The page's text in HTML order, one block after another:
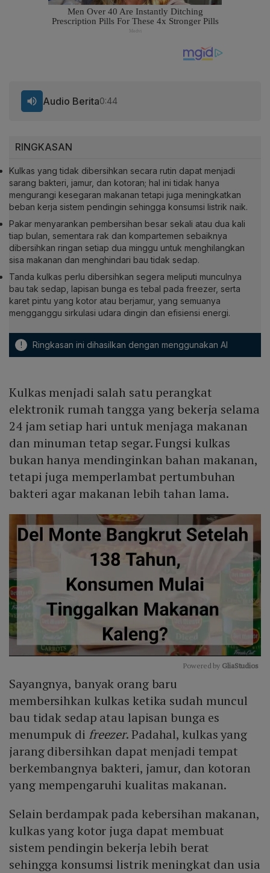
RINGKASAN
Kulkas yang tidak dibersihkan secara rutin dapat menjadi
sarang bakteri, jamur, dan kotoran; hal ini tidak hanya
mengurangi kesegaran makanan tetapi juga meningkatkan
beban kerja sistem pendingin sehingga konsumsi listrik naik.
Pakar menyarankan pembersihan besar sekali atau dua kali
tiap bulan, sementara rak dan kompartemen sebaiknya
dibersihkan ringan setiap dua minggu untuk menghilangkan
sisa makanan dan menghindari bau tidak sedap.
Tanda kulkas perlu dibersihkan segera meliputi munculnya
bau tak sedap, lapisan bunga es tebal pada freezer, serta
karet pintu yang kotor atau berjamur, yang semuanya
mengganggu sirkulasi udara dingin dan efisiensi energi.
! Ringkasan ini dihasilkan dengan menggunakan AI
Audio Berita0:44
Kulkas menjadi salah satu perangkat
elektronik rumah tangga yang bekerja selama
24 jam setiap hari untuk menjaga makanan
dan minuman tetap segar. Fungsi kulkas
bukan hanya mendinginkan bahan makanan,
tetapi juga memperlambat pertumbuhan
bakteri agar makanan lebih tahan lama.
Powered by GliaStudios
Sayangnya, banyak orang baru
membersihkan kulkas ketika sudah muncul
bau tidak sedap atau lapisan bunga es
menumpuk di freezer. Padahal, kulkas yang
jarang dibersihkan dapat menjadi tempat
berkembangnya bakteri, jamur, dan kotoran
yang mempengaruhi kualitas makanan.
Selain berdampak pada kebersihan makanan,
kulkas yang kotor juga dapat membuat
sistem pendingin bekerja lebih berat
sehingga konsumsi listrik meningkat dan usia